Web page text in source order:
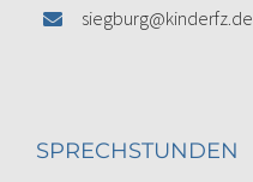
siegburg@kinderfz.de
SPRECHSTUNDEN